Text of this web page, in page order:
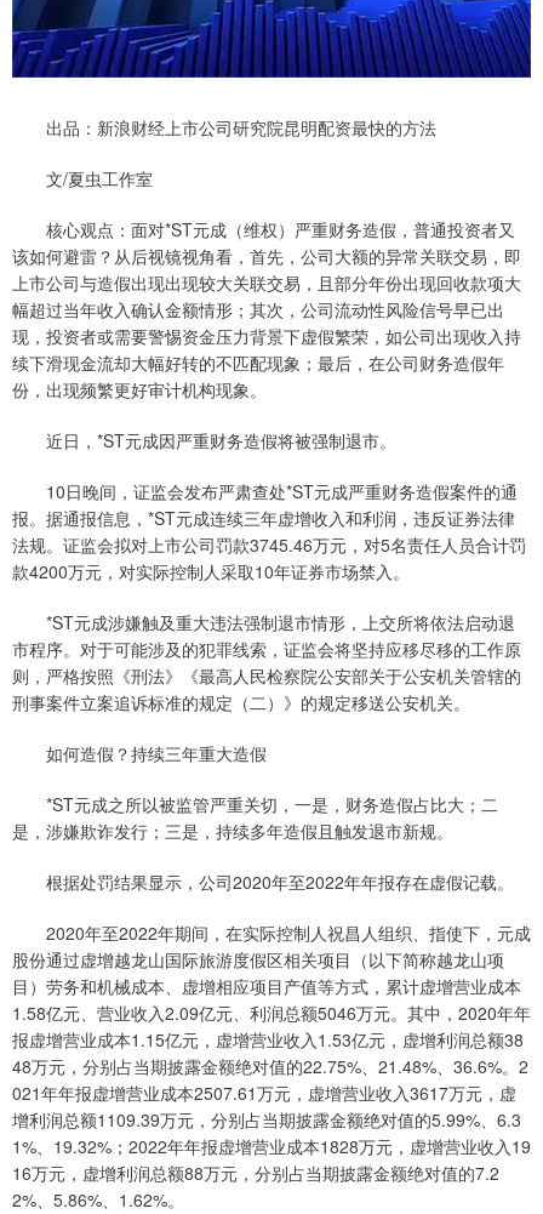
出品：新浪财经上市公司研究院昆明配资最快的方法
文/夏虫工作室
核心观点：面对*ST元成（维权）严重财务造假，普通投资者又
该如何避雷？从后视镜视角看，首先，公司大额的异常关联交易，即
上市公司与造假出现出现较大关联交易，且部分年份出现回收款项大
幅超过当年收入确认金额情形；其次，公司流动性风险信号早已出
现，投资者或需要警惕资金压力背景下虚假繁荣，如公司出现收入持
续下滑现金流却大幅好转的不匹配现象；最后，在公司财务造假年
份，出现频繁更好审计机构现象。
近日，*ST元成因严重财务造假将被强制退市。
10日晚间，证监会发布严肃查处*ST元成严重财务造假案件的通
报。据通报信息，*ST元成连续三年虚增收入和利润，违反证券法律
法规。证监会拟对上市公司罚款3745.46万元，对5名责任人员合计罚
款4200万元，对实际控制人采取10年证券市场禁入。
*ST元成涉嫌触及重大违法强制退市情形，上交所将依法启动退
市程序。对于可能涉及的犯罪线索，证监会将坚持应移尽移的工作原
则，严格按照《刑法》《最高人民检察院公安部关于公安机关管辖的
刑事案件立案追诉标准的规定（二）》的规定移送公安机关。
如何造假？持续三年重大造假
*ST元成之所以被监管严重关切，一是，财务造假占比大；二
是，涉嫌欺诈发行；三是，持续多年造假且触发退市新规。
根据处罚结果显示，公司2020年至2022年年报存在虚假记载。
2020年至2022年期间，在实际控制人祝昌人组织、指使下，元成
股份通过虚增越龙山国际旅游度假区相关项目（以下简称越龙山项
目）劳务和机械成本、虚增相应项目产值等方式，累计虚增营业成本
1.58亿元、营业收入2.09亿元、利润总额5046万元。其中，2020年年
报虚增营业成本1.15亿元，虚增营业收入1.53亿元，虚增利润总额38
48万元，分别占当期披露金额绝对值的22.75%、21.48%、36.6%。2
021年年报虚增营业成本2507.61万元，虚增营业收入3617万元，虚
增利润总额1109.39万元，分别占当期披露金额绝对值的5.99%、6.3
1%、19.32%；2022年年报虚增营业成本1828万元，虚增营业收入19
16万元，虚增利润总额88万元，分别占当期披露金额绝对值的7.2
2%、5.86%、1.62%。